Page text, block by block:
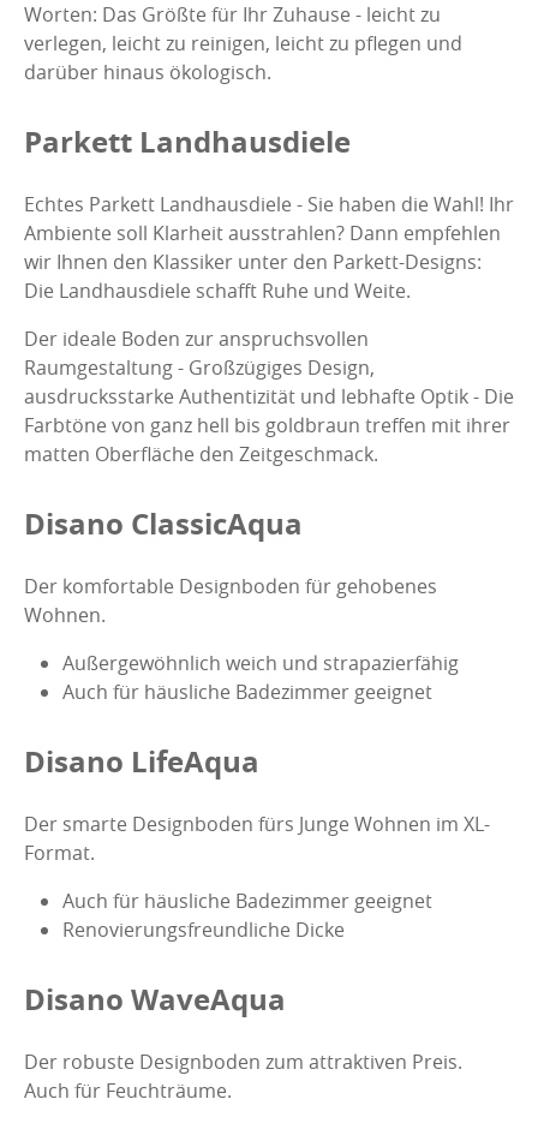
Worten: Das Größte für Ihr Zuhause - leicht zu
verlegen, leicht zu reinigen, leicht zu pflegen und
darüber hinaus ökologisch.
Parkett Landhausdiele
Echtes Parkett Landhausdiele - Sie haben die Wahl! Ihr
Ambiente soll Klarheit ausstrahlen? Dann empfehlen
wir Ihnen den Klassiker unter den Parkett-Designs:
Die Landhausdiele schafft Ruhe und Weite.
Der ideale Boden zur anspruchsvollen
Raumgestaltung - Großzügiges Design,
ausdrucksstarke Authentizität und lebhafte Optik - Die
Farbtöne von ganz hell bis goldbraun treffen mit ihrer
matten Oberfläche den Zeitgeschmack.
Disano ClassicAqua
Der komfortable Designboden für gehobenes
Wohnen.
Außergewöhnlich weich und strapazierfähig
Auch für häusliche Badezimmer geeignet
Disano LifeAqua
Der smarte Designboden fürs Junge Wohnen im XL-
Format.
Auch für häusliche Badezimmer geeignet
Renovierungsfreundliche Dicke
Disano WaveAqua
Der robuste Designboden zum attraktiven Preis.
Auch für Feuchträume.